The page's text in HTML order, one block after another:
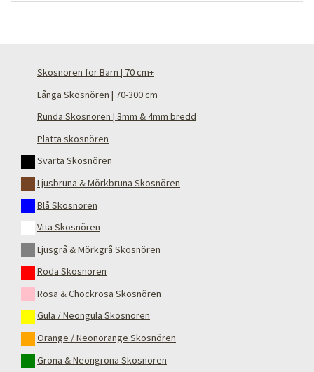
Skosnören för Barn | 70 cm+
Långa Skosnören | 70-300 cm
Runda Skosnören | 3mm & 4mm bredd
Platta skosnören
Svarta Skosnören
Ljusbruna & Mörkbruna Skosnören
Blå Skosnören
Vita Skosnören
Ljusgrå & Mörkgrå Skosnören
Röda Skosnören
Rosa & Chockrosa Skosnören
Gula / Neongula Skosnören
Orange / Neonorange Skosnören
Gröna & Neongröna Skosnören